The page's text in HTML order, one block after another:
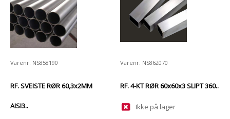
Varenr: NS858190
RF. SVEISTE RØR 60,3x2MM
AISI3..
Varenr: NS862070
RF. 4-KT RØR 60x60x3 SLIPT 360..
Ikke på lager